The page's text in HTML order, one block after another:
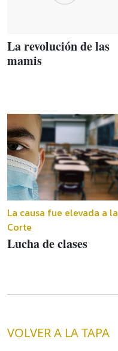
La revolución de las
mamis
La causa fue elevada a la
Corte
Lucha de clases
VOLVER A LA TAPA